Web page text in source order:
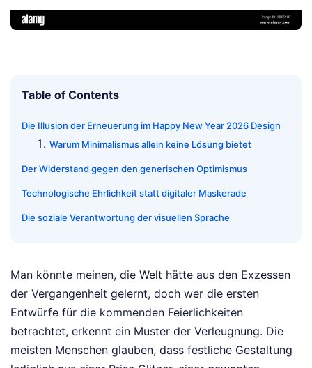
Table of Contents
Die Illusion der Erneuerung im Happy New Year 2026 Design
Warum Minimalismus allein keine Lösung bietet
Der Widerstand gegen den generischen Optimismus
Technologische Ehrlichkeit statt digitaler Maskerade
Die soziale Verantwortung der visuellen Sprache
Man könnte meinen, die Welt hätte aus den Exzessen
der Vergangenheit gelernt, doch wer die ersten
Entwürfe für die kommenden Feierlichkeiten
betrachtet, erkennt ein Muster der Verleugnung. Die
meisten Menschen glauben, dass festliche Gestaltung